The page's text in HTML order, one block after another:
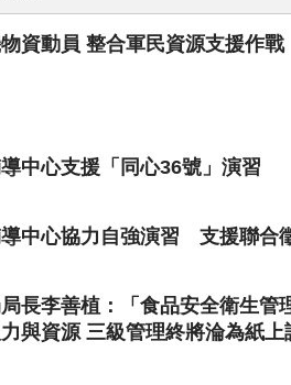
資動員 整合軍民資源支援作戰
中心支援「同心36號」演習
中心協力自強演習 支援聯合
長李善植：「食品安全衛生
與資源 三級管理終將淪為紙上